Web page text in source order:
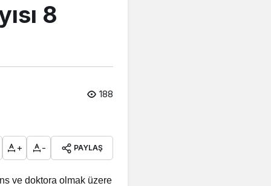
8
188
+ - PAYLAŞ
ve doktora olmak üzere